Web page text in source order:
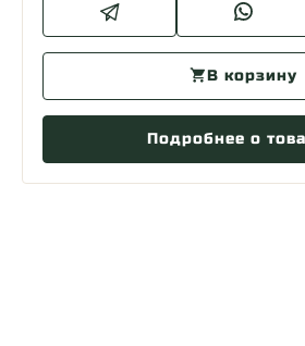
В корзину
Подробнее о